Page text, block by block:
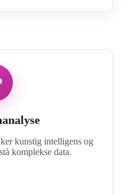
kunstig intelligens og
komplekse data.